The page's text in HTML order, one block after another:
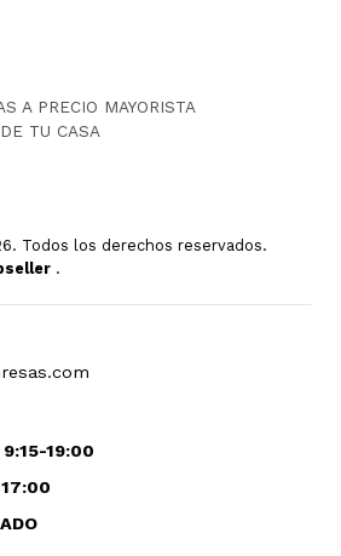
A PRECIO MAYORISTA
TU CASA
Todos los derechos reservados.
.
19:00